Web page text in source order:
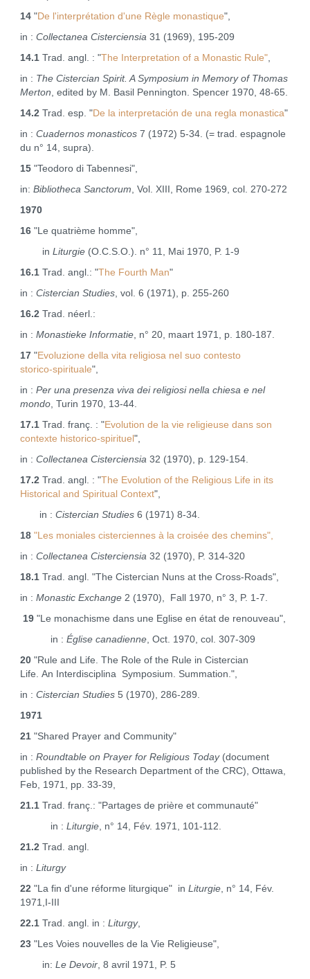
14"De l'interprétation d'une Règle monastique",
in : Collectanea Cisterciensia 31 (1969), 195‑209
14.1Trad. angl. : "The Interpretation of a Monastic Rule",
in : The Cistercian Spirit. A Symposium in Memory of Thomas
Merton , edited by M. Basil Pennington. Spencer 1970, 48‑65.
14.2 Trad. esp. "De la interpretación de una regla monastica"
in : Cuadernos monasticos7 (1972) 5‑34. (= trad. espagnole
du n° 14, supra).
15"Teodoro di Tabennesi",
in: Bibliotheca Sanctorum , Vol. XIII, Rome 1969, col. 270-272
1970
16"Le quatrième homme",
in Liturgie(O.C.S.O.). n° 11, Mai 1970, P. 1‑9
16.1Trad. angl.: "The Fourth Man"
in : Cistercian Studies, vol. 6 (1971), p. 255-260
16.2 Trad. néerl.:
in : Monastieke Informatie, n° 20, maart 1971, p. 180‑187.
17"Evoluzione della vita religiosa nel suo contesto
storico‑spirituale",
in : Per una presenza viva dei religiosi nella chiesa e nel
mondo, Turin 1970, 13‑44.
17.1Trad. franç. : "Evolution de la vie religieuse dans son
contexte historico‑spirituel ",
in : Collectanea Cisterciensia 32 (1970), p. 129‑154.
17.2 Trad. angl. : "The Evolution of the Religious Life in its
Historical and Spiritual Context",
in : Cistercian Studies6 (1971) 8-34.
18 "Les moniales cisterciennes à la croisée des chemins",
in : Collectanea Cisterciensia 32 (1970), P. 314‑320
18.1Trad. angl. "The Cistercian Nuns at the Cross‑Roads",
in : Monastic Exchange2 (1970), Fall 1970, n° 3, P. 1‑7.
19"Le monachisme dans une Eglise en état de renouveau",
in : Église canadienne, Oct. 1970, col. 307‑309
20"Rule and Life. The Role of the Rule in Cistercian
Life. An Interdisciplina Symposium. Summation.",
in : Cistercian Studies5 (1970), 286‑289.
1971
21"Shared Prayer and Community"
in : Roundtable on Prayer for Religious Today(document
published by the Research Department of the CRC), Ottawa,
Feb, 1971, pp. 33‑39,
21.1Trad. franç.: "Partages de prière et communauté"
in : Liturgie, n° 14, Fév. 1971, 101-112.
21.2 Trad. angl.
in : Liturgy
22 "La fin d'une réforme liturgique" in Liturgie, n° 14, Fév.
1971,I-III
22.1Trad. angl. in : Liturgy,
23"Les Voies nouvelles de la Vie Religieuse",
in: Le Devoir, 8 avril 1971, P. 5